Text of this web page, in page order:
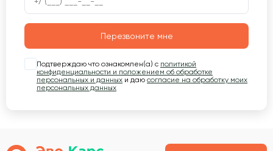
Перезвоните мне
Подтверждаю что ознакомлен(а) с политикой
конфиденциальности и положением об обработке
персональных и данных и даю согласие на обработку моих
персональных данных